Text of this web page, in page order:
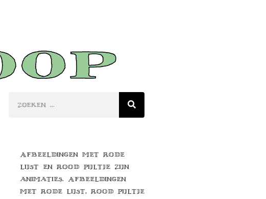
Afbeeldingen met rode
lijst en rood pijltje zijn
animaties. Afbeeldingen
met rode lijst, rood pijltje